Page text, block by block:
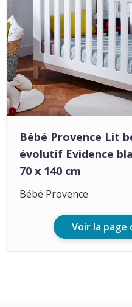
Bébé Provence Lit
évolutif Evidence
70 x 140 cm
Bébé Provence
Voir la page